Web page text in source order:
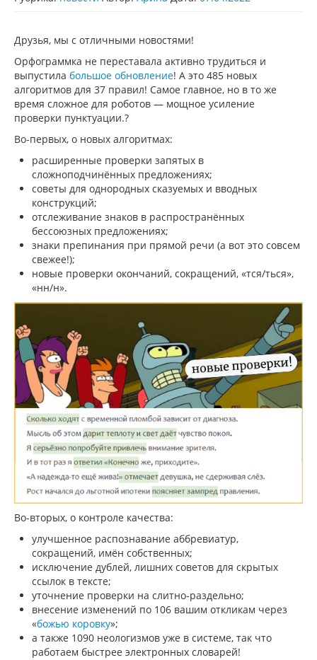
Друзья, мы с отличными новостями!
Орфограммка не переставала активно трудиться и
выпустила большое обновление! А это 485 новых
алгоритмов для 37 правил! Самое главное, но в то же
время сложное для роботов — мощное усиление
проверки пунктуации.?
Во-первых, о новых алгоритмах:
расширенные проверки запятых в
сложноподчинённых предложениях;
советы для однородных сказуемых и вводных
конструкций;
отслеживание знаков в распространённых
бессоюзных предложениях;
знаки препинания при прямой речи (а вот это совсем
свежее!);
новые проверки окончаний, сокращений, «тся/ться»,
«нн/н».
Во-вторых, о контроле качества:
улучшенное распознавание аббревиатур,
сокращений, имён собственных;
исключение дублей, лишних советов для скрытых
ссылок в тексте;
уточнение проверки на слитно-раздельно;
внесение изменений по 106 вашим откликам через
«божью коровку»;
а также 1090 неологизмов уже в системе, так что
работаем быстрее электронных словарей!